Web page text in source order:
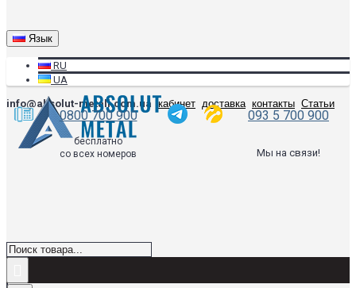
Язык
RU
UA
info@absolut-metall.com.ua
кабинет доставка контакты Статьи
0800 700 900 093 5 700 900
бесплатно
со всех номеров
Мы на связи!